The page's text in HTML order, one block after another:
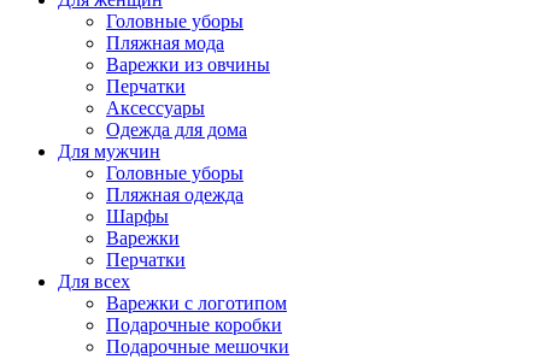
Головные уборы
Пляжная мода
Варежки из овчины
Перчатки
Аксессуары
Одежда для дома
Для мужчин
Головные уборы
Пляжная одежда
Шарфы
Варежки
Перчатки
Для всех
Варежки с логотипом
Подарочные коробки
Подарочные мешочки